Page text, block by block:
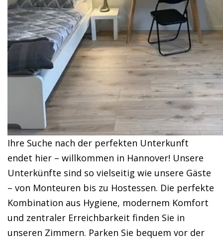
Ihre Suche nach der perfekten Unterkunft
endet hier – willkommen in Hannover! Unsere
Unterkünfte sind so vielseitig wie unsere Gäste
– von Monteuren bis zu Hostessen. Die perfekte
Kombination aus Hygiene, modernem Komfort
und zentraler Erreichbarkeit finden Sie in
unseren Zimmern. Parken Sie bequem vor der